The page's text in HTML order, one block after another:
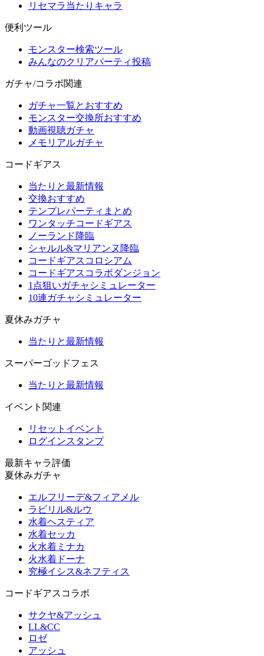
リセマラ当たりキャラ
便利ツール
モンスター検索ツール
みんなのクリアパーティ投稿
ガチャ/コラボ関連
ガチャ一覧とおすすめ
モンスター交換所おすすめ
動画視聴ガチャ
メモリアルガチャ
コードギアス
当たりと最新情報
交換おすすめ
テンプレパーティまとめ
ワンタッチコードギアス
ノーランド降臨
シャルル&マリアンヌ降臨
コードギアスコロシアム
コードギアスコラボダンジョン
1点狙いガチャシミュレーター
10連ガチャシミュレーター
夏休みガチャ
当たりと最新情報
スーパーゴッドフェス
当たりと最新情報
イベント関連
リセットイベント
ログインスタンプ
最新キャラ評価
夏休みガチャ
エルフリーデ&フィアメル
ラビリル&ルウ
水着ヘスティア
水着セッカ
火水着ミナカ
火水着ドーナ
究極イシス&ネフティス
コードギアスコラボ
サクヤ&アッシュ
LL&CC
ロゼ
アッシュ